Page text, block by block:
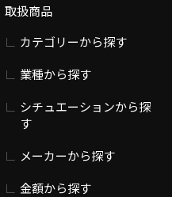
取扱商品
カテゴリーから探す
業種から探す
シチュエーションから探
す
メーカーから探す
金額から探す